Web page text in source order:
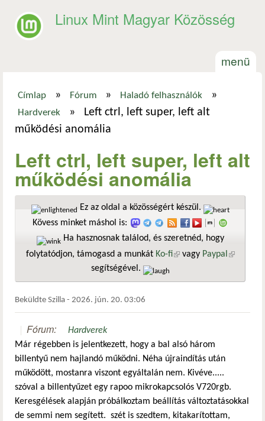
Linux Mint Magyar Közösség
menü
Jelenlegi hely
Címlap » Fórum » Haladó felhasználók »
Hardverek »
Left ctrl, left super, left alt
működési anomália
Left ctrl, left super, left alt
működési anomália
Ez az oldal a közösségért készül.
Kövess minket máshol is:
Ha hasznosnak találod, és szeretnéd, hogy
folytatódjon, támogasd a munkát Ko-fi(külső hivatkozás)
vagy Paypal
segítségével.
Beküldte Szilla - 2026. jún. 20. 03:06
Fórum:
Hardverek
Már régebben is jelentkezett, hogy a bal alsó három
billentyű nem hajlandó működni. Néha újraindítás után
működött, mostanra viszont egyáltalán nem. Kivéve.....
szóval a billentyűzet egy rapoo mikrokapcsolós V720rgb.
Keresgélések alapján próbálkoztam beállítás változtatásokkal
de semmi nem segített. szét is szedtem, kitakarítottam,